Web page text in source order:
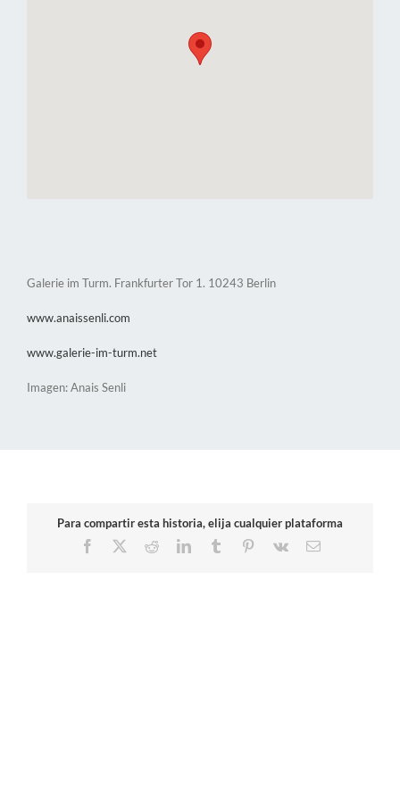
Galerie im Turm. Frankfurter Tor 1. 10243 Berlin
www.anaissenli.com
www.galerie-im-turm.net
Imagen: Anais Senli
Para compartir esta historia, elija cualquier plataforma
Facebook
RedditLinkedInTumblr Pinterest
Vk
Correo